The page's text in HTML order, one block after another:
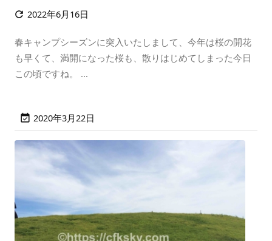
 2022年6月16日
春キャンプシーズンに突入いたしまして、今年は桜の開花
も早くて、満開になった桜も、散りはじめてしまった今日
この頃ですね。 ...
 2020年3月22日